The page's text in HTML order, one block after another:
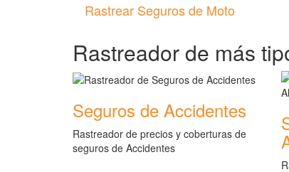
Rastrear Seguros de Moto
Rastreador de más
Seguros de Accidentes
Rastreador de precios y coberturas de
seguros de Accidentes